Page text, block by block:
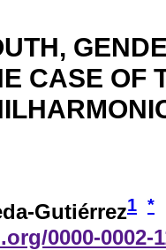
CASE OF
Gutiérrez1 *
0000-0002-